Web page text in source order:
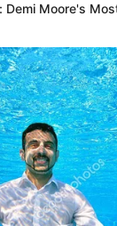
Demi Moore's